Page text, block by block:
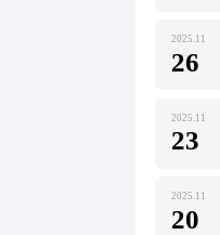
2025.11
26
2025.11
23
2025.11
20